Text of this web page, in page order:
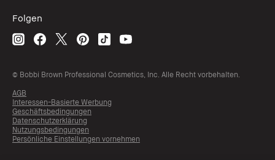
Folgen
© Bobbi Brown Professional Cosmetics, Inc. Alle Recht vorbehalten.
AGB
Interessen-Basierte Werbung
Geschäftsbedingungen
Datenschutzerklärung
Nutzungsbedingungen
Persönliche Einstellungen vornehmen